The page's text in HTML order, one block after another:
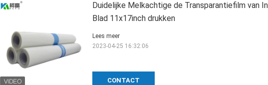
Duidelijke Melkachtige de Transparantiefilm van
Blad 11x17inch drukken
CONTACT
Lees meer
2023-04-25 16:32:06